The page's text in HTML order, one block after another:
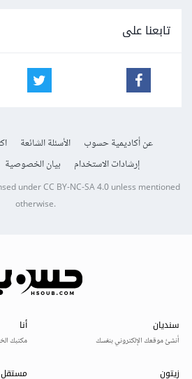
تابعنا على
عن أكاديمية حسوب الأسئلة الشائعة
إرشادات الاستخدام
بيان الخصوصية
underCC BY-NC-SA 4.0unless mentioned
otherwise.